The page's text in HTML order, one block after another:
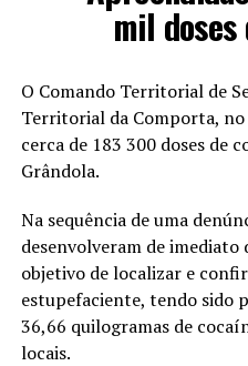
mil doses
O Comando Territorial de
Territorial da Comporta, no
cerca de 183 300 doses de
Grândola.
Na sequência de uma
desenvolveram de
objetivo de localizar e
estupefaciente, tendo sido
36,66 quilogramas de
locais.